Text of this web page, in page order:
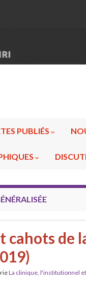
PUBLIÉS
cahots
La clinique, l'institutionnel